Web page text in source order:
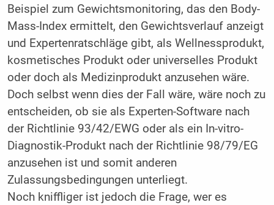
Beispiel zum Gewichtsmonitoring, das den ­Body-
Mass-Index ermittelt, den Gewichtsverlauf anzeigt
und Expertenratschläge gibt, als Wellnessprodukt,
kosmetisches Produkt oder universelles Produkt
oder doch als Medizin­produkt anzusehen wäre.
Doch selbst wenn dies der Fall wäre, wäre noch zu
entscheiden, ob sie als Experten-Software nach
der Richtlinie 93/42/EWG oder als ein In-vitro-
Diagnostik-Produkt nach der Richtlinie 98/79/EG
anzusehen ist und somit anderen
Zulassungsbedingungen unterliegt.
Noch kniffliger ist jedoch die Frage, wer es